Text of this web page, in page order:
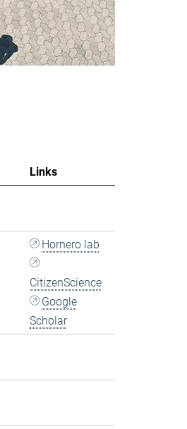
Links
Hornero lab
CitizenScience
Google
Scholar